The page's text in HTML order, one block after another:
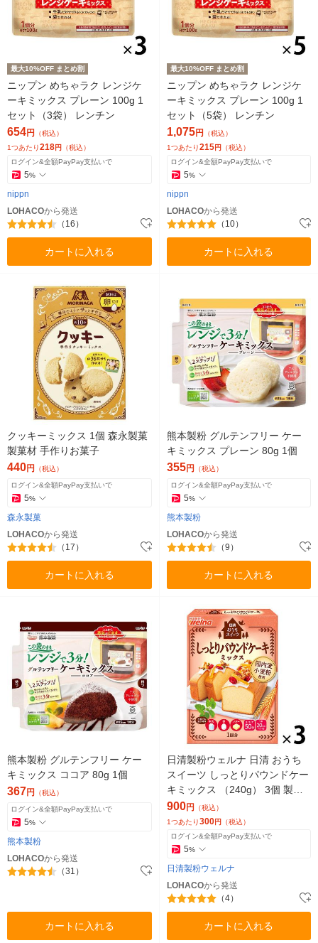
最大10%OFF まとめ割
ニップン めちゃラク レンジケ
ーキミックス プレーン 100g 1
セット（3袋） レンチン
654円 （税込）
1つあたり218円 （税込）
ログイン&全額PayPay支払いで
5%
nippn
LOHACOから発送
（16）
カートに入れる
最大10%OFF まとめ割
ニップン めちゃラク レンジケ
ーキミックス プレーン 100g 1
セット（5袋） レンチン
1,075円 （税込）
1つあたり215円 （税込）
ログイン&全額PayPay支払いで
5%
nippn
LOHACOから発送
（10）
カートに入れる
クッキーミックス 1個 森永製菓
製菓材 手作りお菓子
440円 （税込）
ログイン&全額PayPay支払いで
5%
森永製菓
LOHACOから発送
（17）
カートに入れる
熊本製粉 グルテンフリー ケー
キミックス プレーン 80g 1個
355円 （税込）
ログイン&全額PayPay支払いで
5%
熊本製粉
LOHACOから発送
（9）
カートに入れる
熊本製粉 グルテンフリー ケー
キミックス ココア 80g 1個
367円 （税込）
ログイン&全額PayPay支払いで
5%
熊本製粉
LOHACOから発送
（31）
カートに入れる
日清製粉ウェルナ 日清 おうち
スイーツ しっとりパウンドケー
キミックス （240g） 3個 製菓
材 手作りお菓子
900円 （税込）
1つあたり300円 （税込）
ログイン&全額PayPay支払いで
5%
日清製粉ウェルナ
LOHACOから発送
（4）
カートに入れる